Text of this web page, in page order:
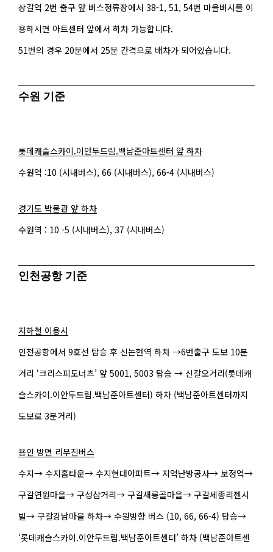
상갈역 2번 출구 앞 버스정류장에서 38-1, 51, 54번 마을버시를 이
용하시면 아트센터 앞에서 하차 가능합니다.
51번의 경우 20분에서 25분 간격으로 배차가 되어있습니다.
수원 기준
롯데캐슬스카이.이안두드림.백남준아트센터 앞 하차
수원역 :10 (시내버스), 66 (시내버스), 66-4 (시내버스)
경기도 박물관 앞 하차
수원역 : 10 -5 (시내버스), 37 (시내버스)
인천공항 기준
지하철 이용시
인천공항에서 9호선 탑승 후 신논현역 하차 →6번출구 도보 10분
거리 ‘크리스피도너츠’ 앞 5001, 5003 탑승 → 신갈오거리(롯데캐
슬스카이.이안두드림.백남준아트센터) 하차 (백남준아트센터까지
도보로 3분거리)
용인 방면 리무진버스
수지→ 수지홈타운→ 수지현대아파트→ 지역난방공사→ 보정역→
구갈연원마을→ 구성삼거리→ 구갈새릉골마을→ 구갈세종리젠시
빌→ 구갈강남마을 하차→ 수원방향 버스 (10, 66, 66-4) 탑승→
‘롯데캐슬스카이.이안두드림.백남준아트센터’ 하차 (백남준아트센